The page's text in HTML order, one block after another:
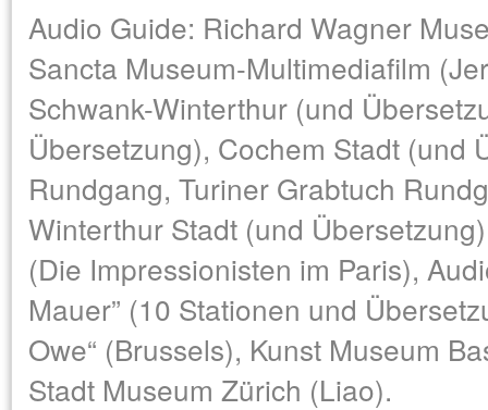
Audio Guide: Richard Wagner
Sancta Museum-Multimediafilm
Schwank-Winterthur (und
Übersetzung), Cochem Stadt (und
Rundgang, Turiner Grabtuch
Winterthur Stadt (und
(Die Impressionisten im Paris),
Mauer” (10 Stationen und
Owe“ (Brussels), Kunst Museum
Stadt Museum Zürich (Liao).